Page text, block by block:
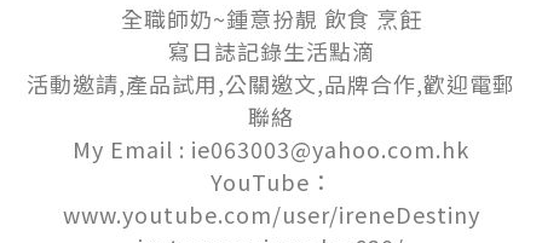
全職師奶~鍾意扮靚 飲食 烹飪
寫日誌記錄生活點滴
活動邀請,產品試用,公關邀文,品牌合作,歡迎電郵
聯絡
My Email : ie063003@yahoo.com.hk
YouTube：
www.youtube.com/user/ireneDestiny